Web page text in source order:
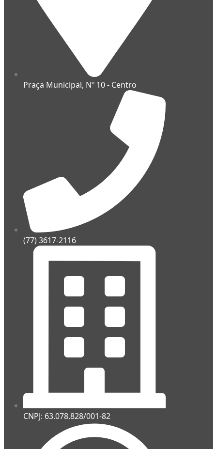
Praça Municipal, Nº 10 - Centro
(77) 3617-2116
CNPJ: 63.078.828/001-82